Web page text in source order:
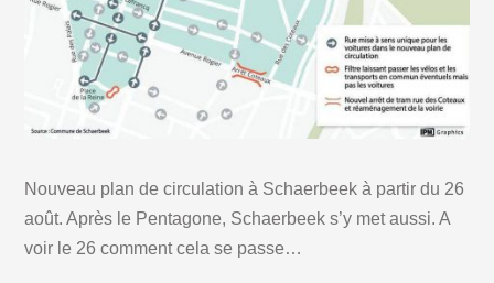
Nouveau plan de circulation à Schaerbeek à partir du 26
août. Après le Pentagone, Schaerbeek s’y met aussi. A
voir le 26 comment cela se passe…